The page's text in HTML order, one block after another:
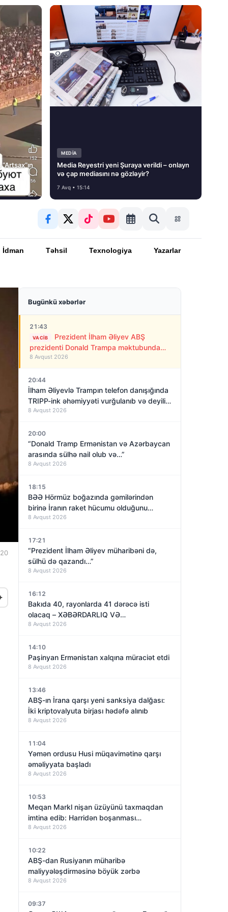
MEDİA
Media Reyestri yeni Şuraya verildi – onlayn
və çap mediasını nə gözləyir?
7 Avq • 15:14
İdman Təhsil Texnologiya Yazarlar
Bugünkü xəbərlər
21:43
VACIB
Prezident İlham Əliyev ABŞ
prezidenti Donald Trampa məktubunda
yazıb ki…
8 Avqust 2026
20:44
İlham Əliyevlə Trampın telefon danışığında
TRIPP-ink əhəmiyyəti vurğulanıb və deyilib
ki…
8 Avqust 2026
20:00
“Donald Tramp Ermənistan və Azərbaycan
arasında sülhə nail olub və…”
8 Avqust 2026
18:15
BƏƏ Hörmüz boğazında gəmilərindən
birinə İranın raket hücumu olduğunu
açıqladı
8 Avqust 2026
17:21
“Prezident İlham Əliyev müharibəni də,
sülhü də qazandı…”
8 Avqust 2026
16:12
Bakıda 40, rayonlarda 41 dərəcə isti
olacaq – XƏBƏRDARLIQ VƏ…
8 Avqust 2026
14:10
Paşinyan Ermənistan xalqına müraciət etdi
8 Avqust 2026
13:46
ABŞ-ın İrana qarşı yeni sanksiya dalğası:
İki kriptovalyuta birjası hədəfə alınıb
8 Avqust 2026
11:04
Yəmən ordusu Husi müqavimətinə qarşı
əməliyyata başladı
8 Avqust 2026
10:53
Meqan Markl nişan üzüyünü taxmaqdan
imtina edib: Harridən boşanması
yaxınlaşırmı?
8 Avqust 2026
10:22
ABŞ-dan Rusiyanın müharibə
maliyyələşdirməsinə böyük zərbə
8 Avqust 2026
09:37